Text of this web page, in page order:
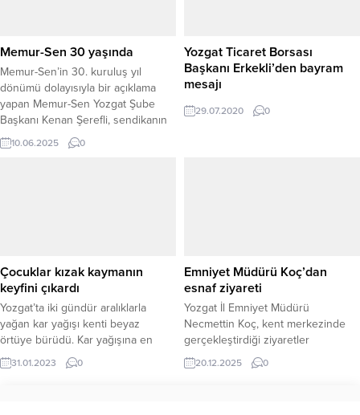
en önemli zaferlerden birisi
olduğunu söyledi.
Memur-Sen 30 yaşında
Memur-Sen’in 30. kuruluş yıl
dönümü dolayısıyla bir açıklama
yapan Memur-Sen Yozgat Şube
Başkanı Kenan Şerefli, sendikanın
mücadelesini ve duruşunu
vurgulayarak, emek, adalet ve
odaklı...
10.06.2025 0
Yozgat Ticaret Borsası
Başkanı Erkekli’den bayram
mesajı
29.07.2020 0
Çocuklar kızak kaymanın
keyfini çıkardı
Yozgat’ta iki gündür aralıklarla
yağan kar yağışı kenti beyaz
örtüye bürüdü. Kar yağışına en
fazla sevinen ise çocuklar oldu.
31.01.2023 0
Emniyet Müdürü Koç’dan
esnaf ziyareti
Yozgat İl Emniyet Müdürü
Necmettin Koç, kent merkezinde
gerçekleştirdiği ziyaretler
kapsamında esnaf ve vatandaşlarla
bir araya gelerek güvenlik ve
20.12.2025 0